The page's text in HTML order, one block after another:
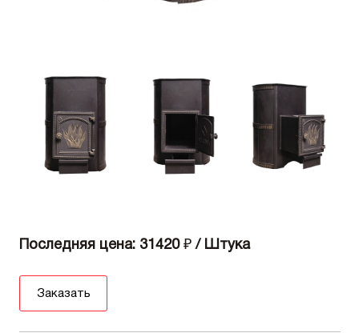
Последняя цена: 31420 ₽ / Штука
Заказать